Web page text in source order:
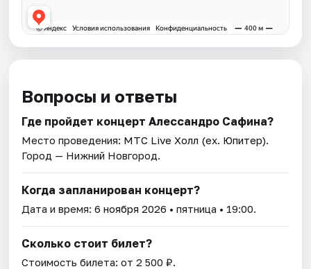
Вопросы и ответы
Где пройдет концерт Алессандро Сафина?
Место проведения: МТС Live Холл (ex. Юпитер).
Город — Нижний Новгород.
Когда запланирован концерт?
Дата и время:6 ноября 2026 • пятница • 19:00.
Сколько стоит билет?
Стоимость билета: от 2 500 ₽.